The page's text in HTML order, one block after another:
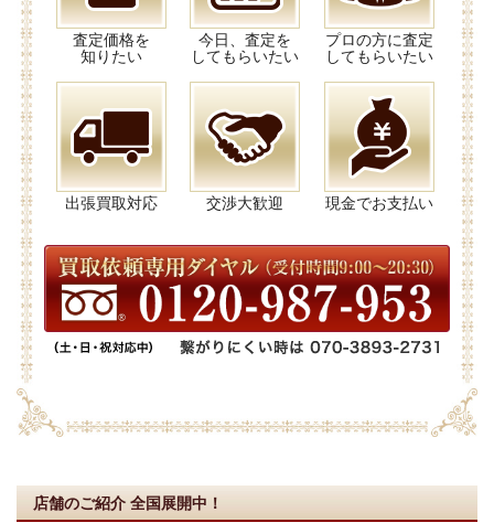
査定価格を
知りたい
今日、査定を
してもらいたい
プロの方に査定
してもらいたい
出張買取対応 交渉大歓迎 現金でお支払い
店舗のご紹介 全国展開中！